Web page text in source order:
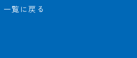
一覧に戻る